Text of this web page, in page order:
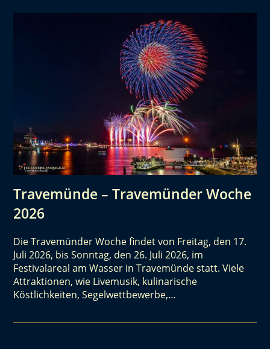
Travemünde – Travemünder Woche
2026
Die Travemünder Woche findet von Freitag, den 17.
Juli 2026, bis Sonntag, den 26. Juli 2026, im
Festivalareal am Wasser in Travemünde statt. Viele
Attraktionen, wie Livemusik, kulinarische
Köstlichkeiten, Segelwettbewerbe,…